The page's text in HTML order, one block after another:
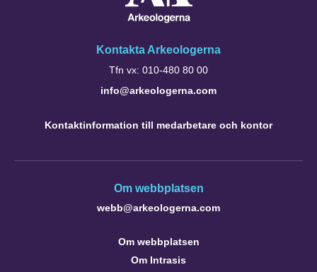
Kontakta Arkeologerna
Tfn vx: 010-480 80 00
info@arkeologerna.com
Kontaktinformation till medarbetare och kontor
Om webbplatsen
webb@arkeologerna.com
Om webbplatsen
Om Intrasis